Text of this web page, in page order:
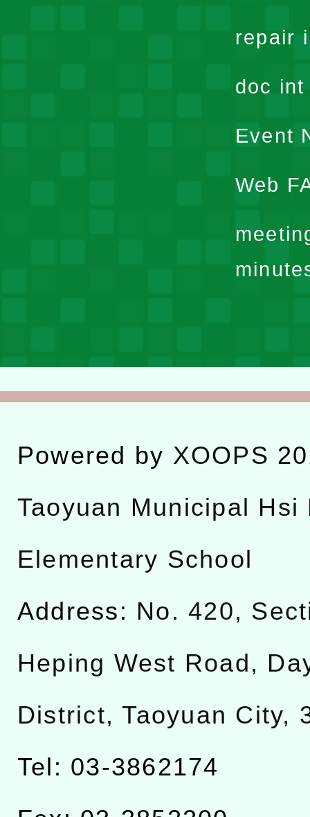
repair
doc
Event
Web
Powered by XOOPS
Taoyuan Municipal Hsi
Elementary School
Address: No. 420,
Heping West Road,
District, Taoyuan City,
Tel: 03-3862174